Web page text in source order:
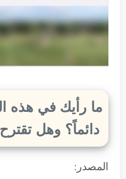
ما رأيك في هذه
دائماً؟ وهل
المصدر: